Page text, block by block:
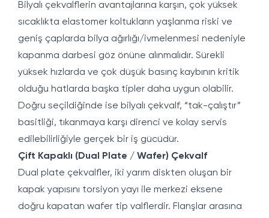
Bilyalı çekvalflerin avantajlarına karşın, çok yüksek
sıcaklıkta elastomer koltukların yaşlanma riski ve
geniş çaplarda bilya ağırlığı/ivmelenmesi nedeniyle
kapanma darbesi göz önüne alınmalıdır. Sürekli
yüksek hızlarda ve çok düşük basınç kaybının kritik
olduğu hatlarda başka tipler daha uygun olabilir.
Doğru seçildiğinde ise bilyalı çekvalf, “tak-çalıştır”
basitliği, tıkanmaya karşı direnci ve kolay servis
edilebilirliğiyle gerçek bir iş gücüdür.
Çift Kapaklı (Dual Plate / Wafer) Çekvalf
Dual plate çekvalfler, iki yarım diskten oluşan bir
kapak yapısını torsiyon yayı ile merkezi eksene
doğru kapatan wafer tip valflerdir. Flanşlar arasına